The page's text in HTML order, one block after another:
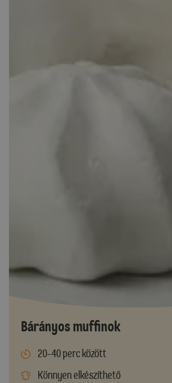
Bárányos muffinok
20-40 perc között
Könnyen elkészíthető